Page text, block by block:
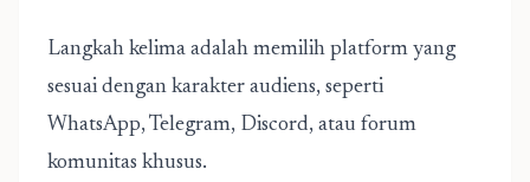
Langkah kelima adalah memilih platform yang
sesuai dengan karakter audiens, seperti
WhatsApp, Telegram, Discord, atau forum
komunitas khusus.